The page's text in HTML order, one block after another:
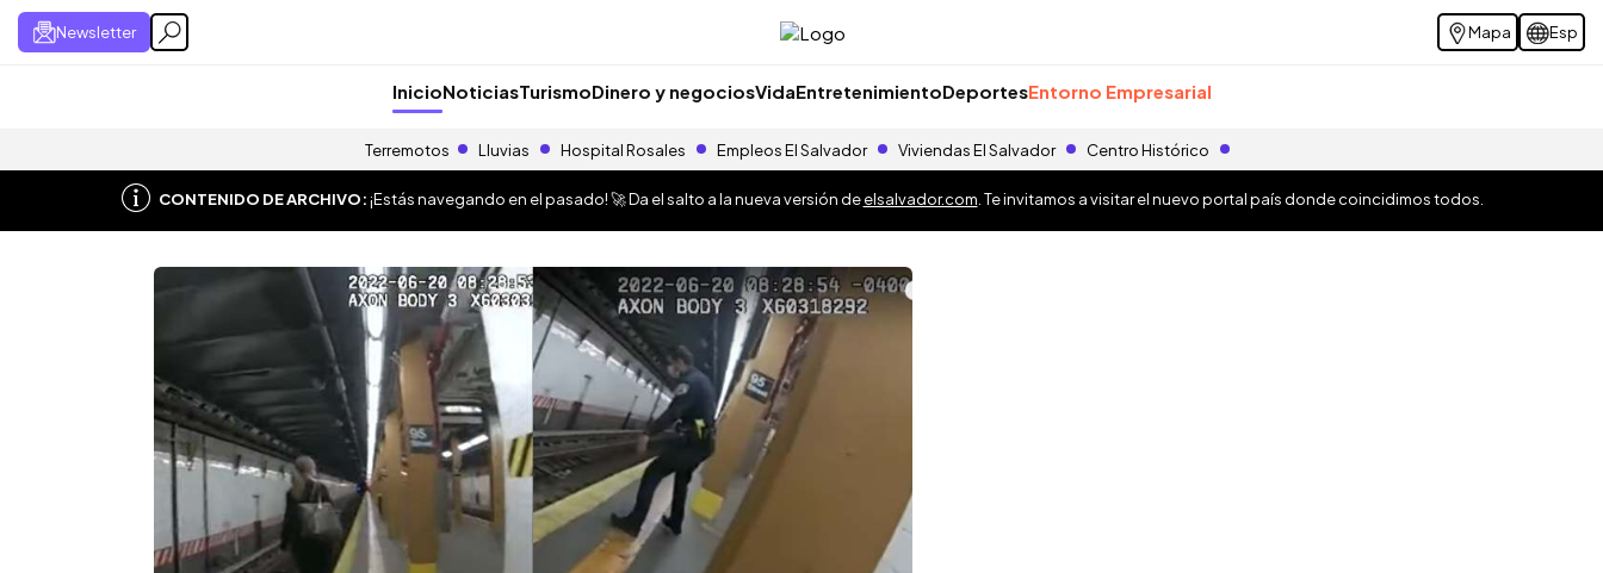
Newsletter Mapa Esp
InicioNoticiasTurismoDinero y negociosVidaEntretenimientoDeportesEntorno Empresarial
Terremotos Lluvias Hospital Rosales Empleos El Salvador Viviendas El Salvador Centro Histórico
CONTENIDO DE ARCHIVO:¡Estás navegando en el pasado! 🚀 Da el salto a la nueva versión deelsalvador.com . Te invitamos a visitar el nuevo portal país donde coincidimos todos.